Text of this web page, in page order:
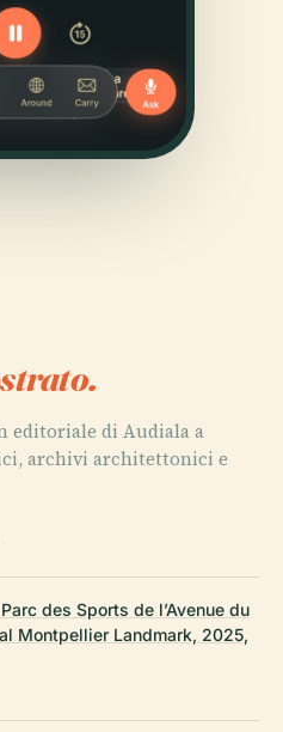
editoriale di Audiala a
archivi architettonici e
des Sports de l’Avenue du
Montpellier Landmark, 2025,